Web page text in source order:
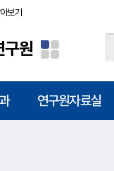
구원
보기
연구원자료실